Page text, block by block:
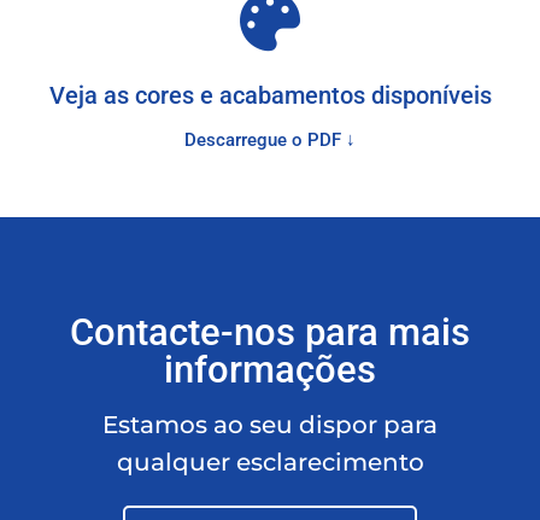
Veja as cores e acabamentos disponíveis
Descarregue o PDF ↓
Contacte-nos para mais
informações
Estamos ao seu dispor para
qualquer esclarecimento